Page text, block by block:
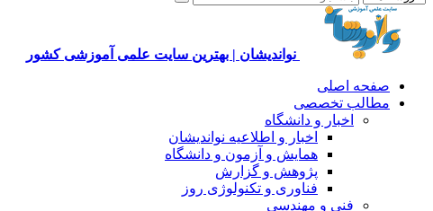
نواندیشان | بهترین سایت علمی آموزشی کشور
صفحه اصلی
مطالب تخصصی
اخبار و دانشگاه
اخبار و اطلاعیه نواندیشان
همایش و آزمون و دانشگاه
پژوهش و گزارش
فناوری و تکنولوژی روز
فنی و مهندسی